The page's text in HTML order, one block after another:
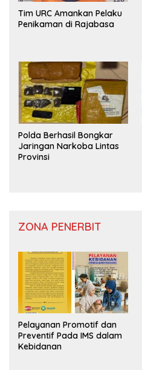
Tim URC Amankan Pelaku
Penikaman di Rajabasa
Polda Berhasil Bongkar
Jaringan Narkoba Lintas
Provinsi
ZONA PENERBIT
Pelayanan Promotif dan
Preventif Pada IMS dalam
Kebidanan